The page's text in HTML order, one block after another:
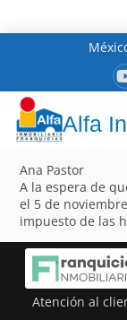
Alfa
Ana Pastor
A la espera de
el 5 de
impuesto de las
Atención al